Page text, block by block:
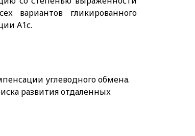
вариантов гликированного
А1с.
углеводного обмена.
развития отдаленных